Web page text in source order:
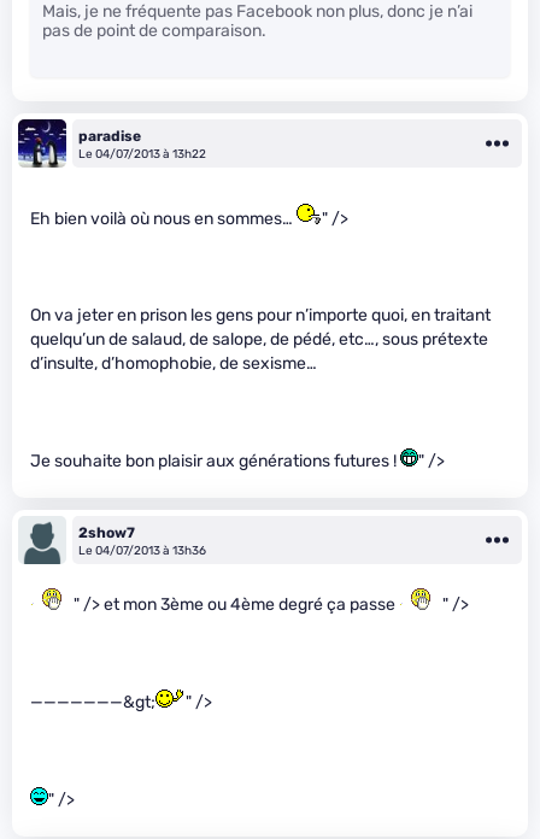
Mais, je ne fréquente pas Facebook non plus, donc je n’ai
pas de point de comparaison.
paradise
Le 04/07/2013 à 13h22
Eh bien voilà où nous en sommes… " />
On va jeter en prison les gens pour n’importe quoi, en traitant
quelqu’un de salaud, de salope, de pédé, etc…, sous prétexte
d’insulte, d’homophobie, de sexisme…
Je souhaite bon plaisir aux générations futures ! " />
2show7
Le 04/07/2013 à 13h36
" /> et mon 3ème ou 4ème degré ça passe " />
———————&gt; " />
" />